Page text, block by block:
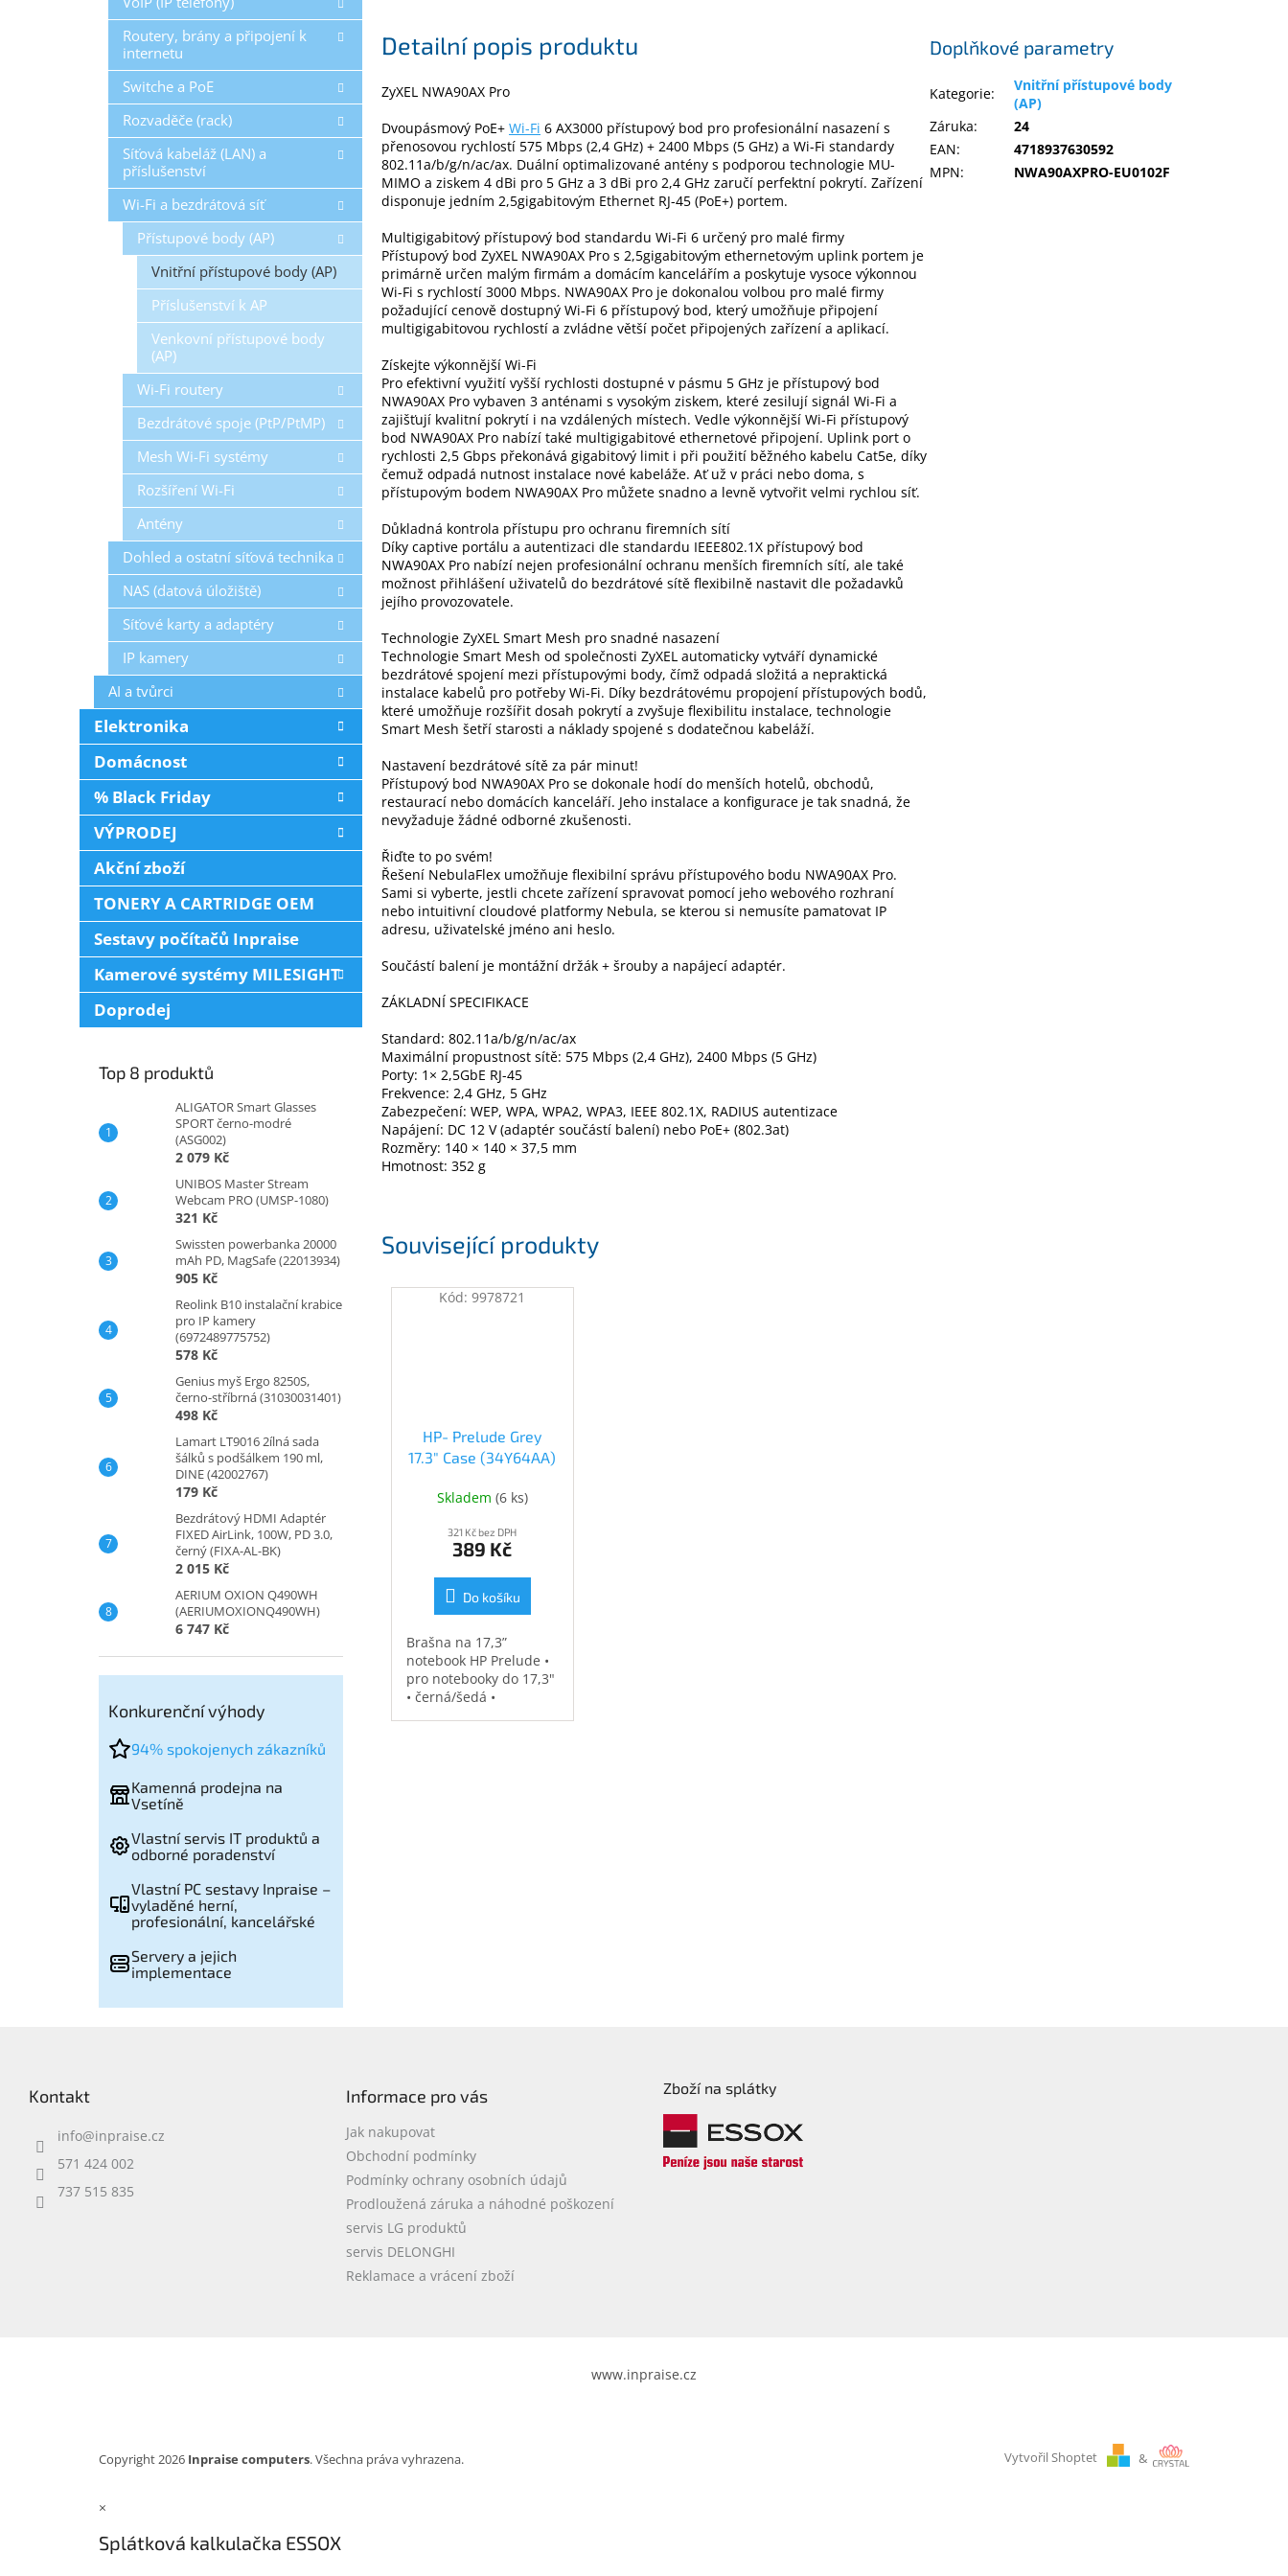
Routery, brány a připojení k
internetu
Switche a PoE
Rozvaděče (rack)
Síťová kabeláž (LAN) a
příslušenství
Wi-Fi a bezdrátová síť
Přístupové body (AP)
Vnitřní přístupové body (AP)
Příslušenství k AP
Venkovní přístupové body
(AP)
Wi-Fi routery
Bezdrátové spoje (PtP/PtMP)
Mesh Wi-Fi systémy
Rozšíření Wi-Fi
Antény
Dohled a ostatní síťová technika
NAS (datová úložiště)
Síťové karty a adaptéry
IP kamery
AI a tvůrci
Elektronika
Domácnost
% Black Friday
VÝPRODEJ
Akční zboží
TONERY A CARTRIDGE OEM
Sestavy počítačů Inpraise
Kamerové systémy MILESIGHT
Doprodej
Top 8 produktů
ALIGATOR Smart Glasses
SPORT černo-modré
(ASG002)
2 079 Kč
UNIBOS Master Stream
Webcam PRO (UMSP-1080)
321 Kč
Swissten powerbanka 20000
mAh PD, MagSafe (22013934)
905 Kč
Reolink B10 instalační krabice
pro IP kamery
(6972489775752)
578 Kč
Genius myš Ergo 8250S,
černo-stříbrná (31030031401)
498 Kč
Lamart LT9016 2ílná sada
šálků s podšálkem 190 ml,
DINE (42002767)
179 Kč
Bezdrátový HDMI Adaptér
FIXED AirLink, 100W, PD 3.0,
černý (FIXA-AL-BK)
2 015 Kč
AERIUM OXION Q490WH
(AERIUMOXIONQ490WH)
6 747 Kč
Konkurenční výhody
94% spokojenych zákazníků
Kamenná prodejna na
Vsetíně
Vlastní servis IT produktů a
odborné poradenství
Vlastní PC sestavy Inpraise –
vyladěné herní,
profesionální, kancelářské
Servery a jejich
implementace
Související produkty
HP- Prelude Grey
17.3" Case (34Y64AA)
Skladem (6 ks)
321 Kč bez DPH
389 Kč
Do košíku
Brašna na 17,3”
notebook HP Prelude •
pro notebooky do 17,3"
• černá/šedá •
Kód:9978721
Detailní popis produktu
ZyXEL NWA90AX Pro
Dvoupásmový PoE+ Wi-Fi 6 AX3000 přístupový bod pro profesionální nasazení s
přenosovou rychlostí 575 Mbps (2,4 GHz) + 2400 Mbps (5 GHz) a Wi-Fi standardy
802.11a/b/g/n/ac/ax. Duální optimalizované antény s podporou technologie MU-
MIMO a ziskem 4 dBi pro 5 GHz a 3 dBi pro 2,4 GHz zaručí perfektní pokrytí. Zařízení
disponuje jedním 2,5gigabitovým Ethernet RJ-45 (PoE+) portem.
Multigigabitový přístupový bod standardu Wi-Fi 6 určený pro malé firmy
Přístupový bod ZyXEL NWA90AX Pro s 2,5gigabitovým ethernetovým uplink portem je
primárně určen malým firmám a domácím kancelářím a poskytuje vysoce výkonnou
Wi-Fi s rychlostí 3000 Mbps. NWA90AX Pro je dokonalou volbou pro malé firmy
požadující cenově dostupný Wi-Fi 6 přístupový bod, který umožňuje připojení
multigigabitovou rychlostí a zvládne větší počet připojených zařízení a aplikací.
Získejte výkonnější Wi-Fi
Pro efektivní využití vyšší rychlosti dostupné v pásmu 5 GHz je přístupový bod
NWA90AX Pro vybaven 3 anténami s vysokým ziskem, které zesilují signál Wi-Fi a
zajišťují kvalitní pokrytí i na vzdálených místech. Vedle výkonnější Wi-Fi přístupový
bod NWA90AX Pro nabízí také multigigabitové ethernetové připojení. Uplink port o
rychlosti 2,5 Gbps překonává gigabitový limit i při použití běžného kabelu Cat5e, díky
čemuž odpadá nutnost instalace nové kabeláže. Ať už v práci nebo doma, s
přístupovým bodem NWA90AX Pro můžete snadno a levně vytvořit velmi rychlou síť.
Důkladná kontrola přístupu pro ochranu firemních sítí
Díky captive portálu a autentizaci dle standardu IEEE802.1X přístupový bod
NWA90AX Pro nabízí nejen profesionální ochranu menších firemních sítí, ale také
možnost přihlášení uživatelů do bezdrátové sítě flexibilně nastavit dle požadavků
jejího provozovatele.
Technologie ZyXEL Smart Mesh pro snadné nasazení
Technologie Smart Mesh od společnosti ZyXEL automaticky vytváří dynamické
bezdrátové spojení mezi přístupovými body, čímž odpadá složitá a nepraktická
instalace kabelů pro potřeby Wi-Fi. Díky bezdrátovému propojení přístupových bodů,
které umožňuje rozšířit dosah pokrytí a zvyšuje flexibilitu instalace, technologie
Smart Mesh šetří starosti a náklady spojené s dodatečnou kabeláží.
Nastavení bezdrátové sítě za pár minut!
Přístupový bod NWA90AX Pro se dokonale hodí do menších hotelů, obchodů,
restaurací nebo domácích kanceláří. Jeho instalace a konfigurace je tak snadná, že
nevyžaduje žádné odborné zkušenosti.
Řiďte to po svém!
Řešení NebulaFlex umožňuje flexibilní správu přístupového bodu NWA90AX Pro.
Sami si vyberte, jestli chcete zařízení spravovat pomocí jeho webového rozhraní
nebo intuitivní cloudové platformy Nebula, se kterou si nemusíte pamatovat IP
adresu, uživatelské jméno ani heslo.
Součástí balení je montážní držák + šrouby a napájecí adaptér.
ZÁKLADNÍ SPECIFIKACE
Standard: 802.11a/b/g/n/ac/ax
Maximální propustnost sítě: 575 Mbps (2,4 GHz), 2400 Mbps (5 GHz)
Porty: 1× 2,5GbE RJ-45
Frekvence: 2,4 GHz, 5 GHz
Zabezpečení: WEP, WPA, WPA2, WPA3, IEEE 802.1X, RADIUS autentizace
Napájení: DC 12 V (adaptér součástí balení) nebo PoE+ (802.3at)
Rozměry: 140 × 140 × 37,5 mm
Hmotnost: 352 g
Doplňkové parametry
Kategorie:
Vnitřní přístupové body
(AP)
Záruka:
24
EAN:
4718937630592
MPN: NWA90AXPRO-EU0102F
Kontakt
info@inpraise.cz
571 424 002
737 515 835
Informace pro vás
Jak nakupovat
Obchodní podmínky
Podmínky ochrany osobních údajů
Prodloužená záruka a náhodné poškození
servis LG produktů
servis DELONGHI
Reklamace a vrácení zboží
Zboží na splátky
www.inpraise.cz
Vytvořil Shoptet &
Copyright 2026 Inpraise computers. Všechna práva vyhrazena.
×
Splátková kalkulačka ESSOX